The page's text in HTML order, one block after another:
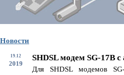
Новости
19.12
2019
SHDSL модем SG-17B
Для SHDSL модемов